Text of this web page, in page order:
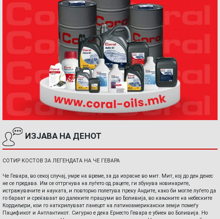
ИЗЈАВА НА ДЕНОТ
СОТИР КОСТОВ ЗА ЛЕГЕНДАТА НА ЧЕ ГЕВАРА
Че Гевара, во секој случај, умре на време, за да израсне во мит. Мит, кој до ден денес
не се предава. Им се оттргнува на луѓето од рацете, ги збунува новинарите,
истражувачите и науката, и повторно полетува преку Андите, како би могле луѓето да
го бараат и среќаваат во далеките прашуми во Боливија, во кањоните на небеските
Кордиљери, кои го наткрилуваат ланецот на латиноамерикански земји помеѓу
Пацификот и Антлантикот. Сигурно е дека Ернесто Гевара е убиен во Боливија. Но